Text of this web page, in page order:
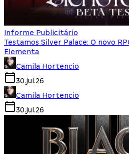
Informe Publicitário
Testamos Silver Palace: O novo
Elementa
Camila Hortencio
30.jul.26
Camila Hortencio
30.jul.26